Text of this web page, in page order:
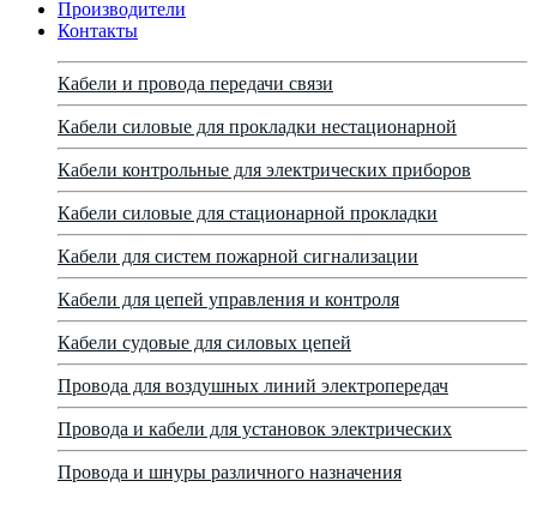
Производители
Контакты
Кабели и провода передачи связи
Кабели силовые для прокладки нестационарной
Кабели контрольные для электрических приборов
Кабели силовые для стационарной прокладки
Кабели для систем пожарной сигнализации
Кабели для цепей управления и контроля
Кабели судовые для силовых цепей
Провода для воздушных линий электропередач
Провода и кабели для установок электрических
Провода и шнуры различного назначения